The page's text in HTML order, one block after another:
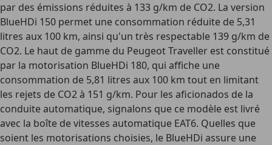
par des émissions réduites à 133 g/km de CO2. La version
BlueHDi 150 permet une consommation réduite de 5,31
litres aux 100 km, ainsi qu'un très respectable 139 g/km de
CO2. Le haut de gamme du Peugeot Traveller est constitué
par la motorisation BlueHDi 180, qui affiche une
consommation de 5,81 litres aux 100 km tout en limitant
les rejets de CO2 à 151 g/km. Pour les aficionados de la
conduite automatique, signalons que ce modèle est livré
avec la boîte de vitesses automatique EAT6. Quelles que
soient les motorisations choisies, le BlueHDi assure une